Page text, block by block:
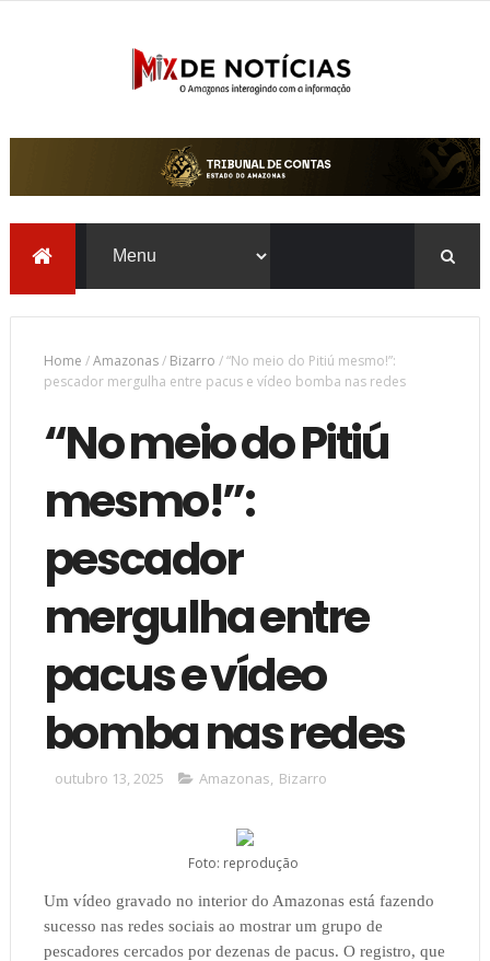
Home /Amazonas/ Bizarro /“No meio do Pitiú mesmo!”:
pescador mergulha entre pacus e vídeo bomba nas redes
“No meio do Pitiú
mesmo!”:
pescador
mergulha entre
pacus e vídeo
bomba nas redes
outubro 13, 2025 Amazonas, Bizarro
Foto: reprodução
Um vídeo gravado no interior do Amazonas está fazendo
sucesso nas redes sociais ao mostrar um grupo de
pescadores cercados por dezenas de pacus. O registro, que